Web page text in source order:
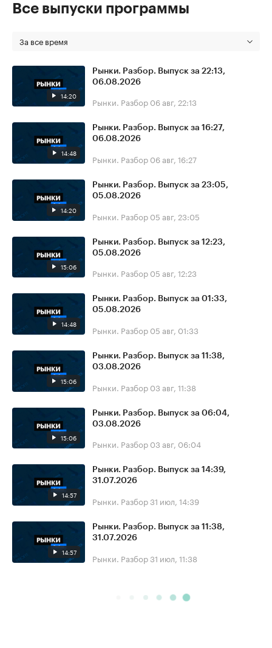
Все выпуски программы
За все время
14:20
Рынки. Разбор. Выпуск за 22:13,
06.08.2026
Рынки. Разбор 06 авг, 22:13
14:48
Рынки. Разбор. Выпуск за 16:27,
06.08.2026
Рынки. Разбор 06 авг, 16:27
14:20
Рынки. Разбор. Выпуск за 23:05,
05.08.2026
Рынки. Разбор 05 авг, 23:05
15:06
Рынки. Разбор. Выпуск за 12:23,
05.08.2026
Рынки. Разбор 05 авг, 12:23
14:48
Рынки. Разбор. Выпуск за 01:33,
05.08.2026
Рынки. Разбор 05 авг, 01:33
15:06
Рынки. Разбор. Выпуск за 11:38,
03.08.2026
Рынки. Разбор 03 авг, 11:38
15:06
Рынки. Разбор. Выпуск за 06:04,
03.08.2026
Рынки. Разбор 03 авг, 06:04
14:57
Рынки. Разбор. Выпуск за 14:39,
31.07.2026
Рынки. Разбор31 июл, 14:39
14:57
Рынки. Разбор. Выпуск за 11:38,
31.07.2026
Рынки. Разбор31 июл, 11:38